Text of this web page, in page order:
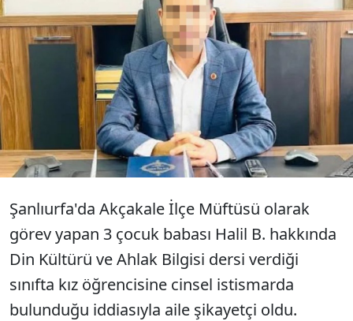
Şanlıurfa’nın Akçakale İlçe Müftüsü Halil
B.’nin, 12 yaşındaki kız öğrencisine cinsel
istismarda bulunduğu iddiasıyla
tutuklandığı açıklandı.
Şanlıurfa'da Akçakale İlçe Müftüsü olarak
görev yapan 3 çocuk babası Halil B. hakkında
Din Kültürü ve Ahlak Bilgisi dersi verdiği
sınıfta kız öğrencisine cinsel istismarda
bulunduğu iddiasıyla aile şikayetçi oldu.